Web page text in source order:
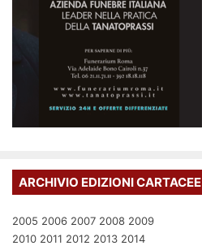
ARCHIVIO EDIZIONI CARTACEE
2005 2006 2007 2008 2009
2010 2011 2012 2013 2014